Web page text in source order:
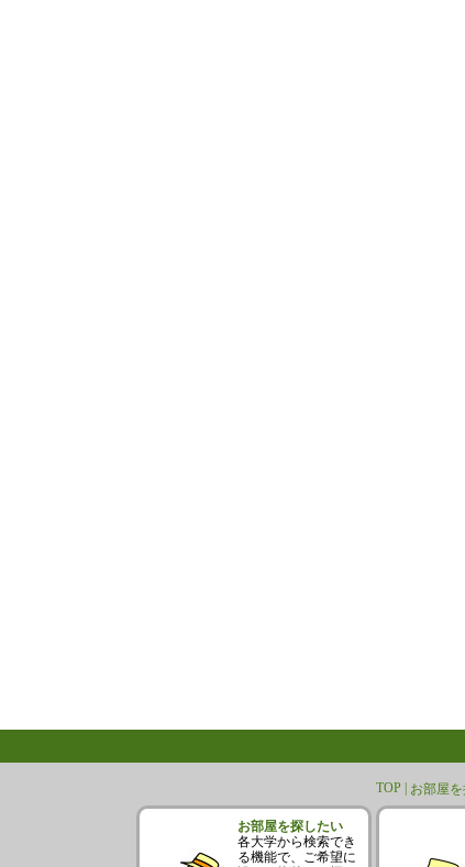
TOP | お部屋を
お部屋を探したい
各大学から検索でき
る機能で、ご希望に